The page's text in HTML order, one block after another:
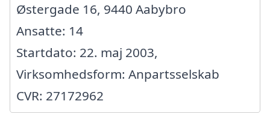
Østergade 16, 9440 Aabybro
Ansatte: 14
Startdato: 22. maj 2003,
Virksomhedsform: Anpartsselskab
CVR: 27172962